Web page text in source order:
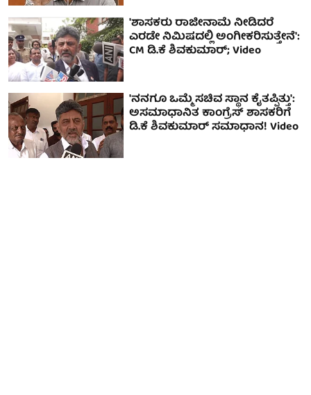
'ಶಾಸಕರು ರಾಜೀನಾಮೆ ನೀಡಿದರೆ
ಎರಡೇ ನಿಮಿಷದಲ್ಲಿ ಅಂಗೀಕರಿಸುತ್ತೇನೆ':
CM ಡಿ.ಕೆ ಶಿವಕುಮಾರ್; Video
'ನನಗೂ ಒಮ್ಮೆ ಸಚಿವ ಸ್ಥಾನ ಕೈತಪ್ಪಿತ್ತು':
ಅಸಮಾಧಾನಿತ ಕಾಂಗ್ರೆಸ್ ಶಾಸಕರಿಗೆ
ಡಿ.ಕೆ ಶಿವಕುಮಾರ್ ಸಮಾಧಾನ! Video